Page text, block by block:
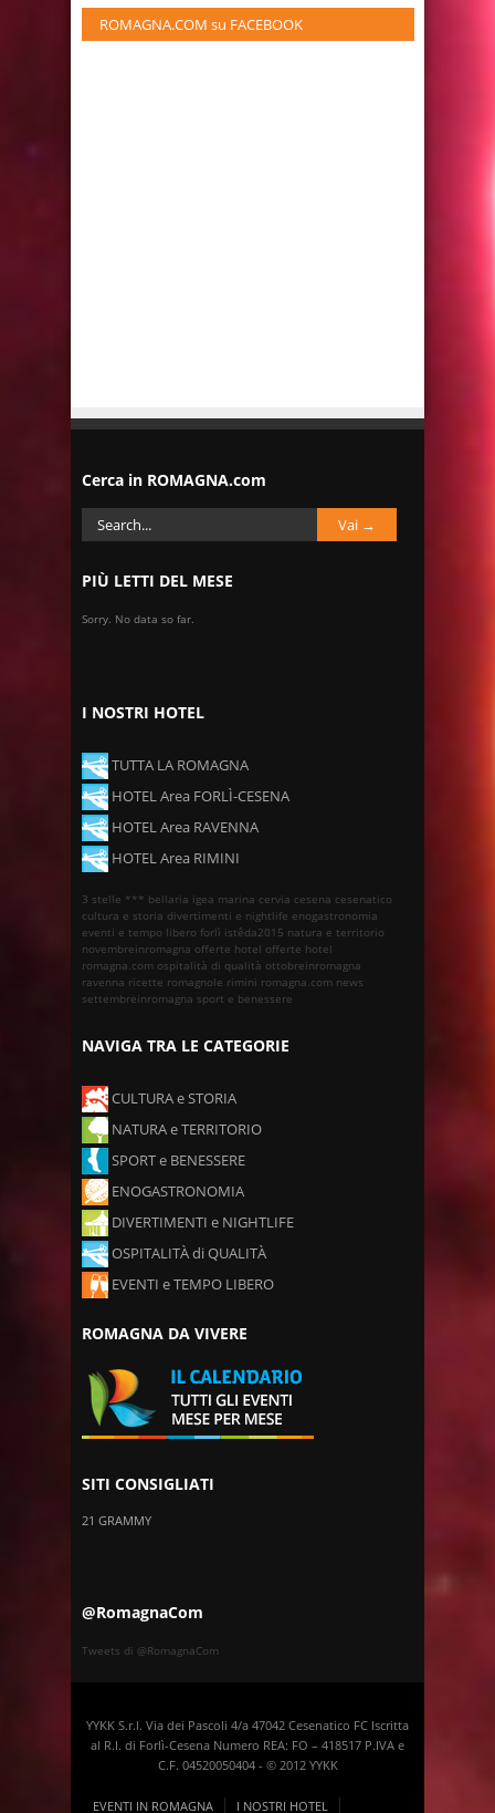
ROMAGNA.COM su FACEBOOK
Cerca in ROMAGNA.com
PIÙ LETTI DEL MESE
Sorry. No data so far.
I NOSTRI HOTEL
TUTTA LA ROMAGNA
HOTEL Area FORLÌ-CESENA
HOTEL Area RAVENNA
HOTEL Area RIMINI
3 stelle *** bellaria igea marina cervia cesena cesenatico
cultura e storia divertimenti e nightlife enogastronomia
eventi e tempo libero forlì istêda2015 natura e territorio
novembreinromagna offerte hotel offerte hotel
romagna.com ospitalità di qualità ottobreinromagna
ravenna ricette romagnole rimini romagna.com news
settembreinromagna sport e benessere
NAVIGA TRA LE CATEGORIE
CULTURA e STORIA
NATURA e TERRITORIO
SPORT e BENESSERE
ENOGASTRONOMIA
DIVERTIMENTI e NIGHTLIFE
OSPITALITÀ di QUALITÀ
EVENTI e TEMPO LIBERO
ROMAGNA DA VIVERE
SITI CONSIGLIATI
21 GRAMMY
@RomagnaCom
Tweets di @RomagnaCom
YYKK S.r.l. Via dei Pascoli 4/a 47042 Cesenatico FC Iscritta
al R.I. di Forlì-Cesena Numero REA: FO – 418517 P.IVA e
C.F. 04520050404 - © 2012 YYKK
EVENTI IN ROMAGNA I NOSTRI HOTEL